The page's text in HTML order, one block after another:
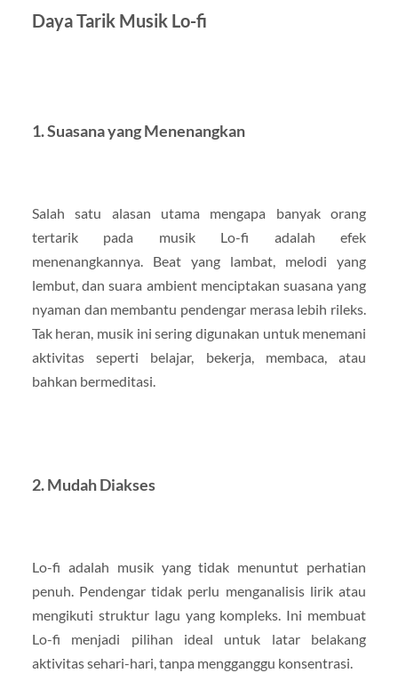
Daya Tarik Musik Lo-fi
1. Suasana yang Menenangkan
Salah satu alasan utama mengapa banyak orang
tertarik pada musik Lo-fi adalah efek
menenangkannya. Beat yang lambat, melodi yang
lembut, dan suara ambient menciptakan suasana yang
nyaman dan membantu pendengar merasa lebih rileks.
Tak heran, musik ini sering digunakan untuk menemani
aktivitas seperti belajar, bekerja, membaca, atau
bahkan bermeditasi.
2. Mudah Diakses
Lo-fi adalah musik yang tidak menuntut perhatian
penuh. Pendengar tidak perlu menganalisis lirik atau
mengikuti struktur lagu yang kompleks. Ini membuat
Lo-fi menjadi pilihan ideal untuk latar belakang
aktivitas sehari-hari, tanpa mengganggu konsentrasi.